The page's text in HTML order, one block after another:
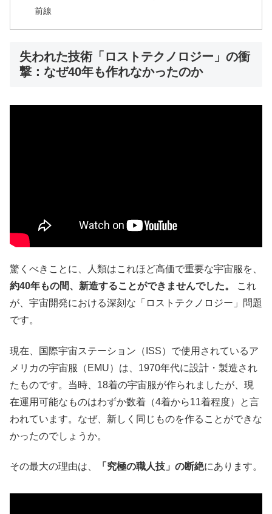
前線
失われた技術「ロストテクノロジー」の衝
撃：なぜ40年も作れなかったのか
驚くべきことに、人類はこれほど高価で重要な宇宙服を、
約40年もの間、新造することができませんでした。
これ
が、宇宙開発における深刻な「ロストテクノロジー」問題
です。
現在、国際宇宙ステーション（ISS）で使用されているア
メリカの宇宙服（EMU）は、1970年代に設計・製造され
たものです。当時、18着の宇宙服が作られましたが、現
在運用可能なものはわずか数着（4着から11着程度）と言
われています。なぜ、新しく同じものを作ることができな
かったのでしょうか。
その最大の理由は、 「究極の職人技」の断絶にあります。